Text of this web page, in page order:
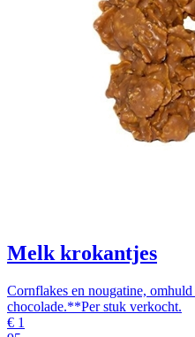
Melk krokantjes
Cornflakes en nougatine,
chocolade.**Per stuk verkocht.
€ 1